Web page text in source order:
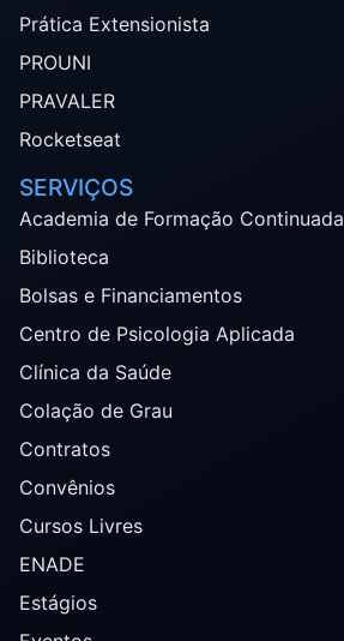
Prática Extensionista
PROUNI
PRAVALER
Rocketseat
SERVIÇOS
Academia de Formação Continuada
Biblioteca
Bolsas e Financiamentos
Centro de Psicologia Aplicada
Clínica da Saúde
Colação de Grau
Contratos
Convênios
Cursos Livres
ENADE
Estágios